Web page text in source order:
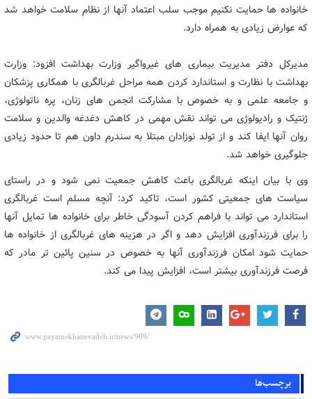
خانواده ها حمایت نکنیم موجب سلب اعتماد آنها از نظام سلامت خواهد شد
که عوارض زیادی به همراه دارد.
مدیرکل دفتر مدیریت بیماری های غیرواگیر وزارت بهداشت افزود: وزارت
بهداشت با نظارت و استاندارد کردن همه مراحل غربالگری با همکاری پزشکان
و جامعه علمی و به خصوص با مشارکت انجمن های زنان، پره ناتولوژی،
ژنتیک و رادیولوژی می تواند نقش مهمی در کاهش دغدغه والدین و سلامت
روان آنها ایفا کند و از تولد نوزادان مبتلا به سندرم داون هم تا حدود زیادی
جلوگیری خواهد شد.
وی با بیان اینکه غربالگری باعث کاهش جمعیت نمی شود و در راستای
سیاست های جمعیتی کشور است، تاکید کرد: آنچه مسلم است غربالگری
استاندارد می تواند با فراهم کردن آسودگی خاطر برای خانواده ها تمایل آنها
را برای فرزندآوری افزایش دهد و اگر در هزینه های غربالگری از خانواده ها
حمایت شود امکان فرزندآوری آنها به خصوص در سنین پائین تر مادر که
فرصت فرزندآوری بیشتر است، افزایش پیدا می کند.
برچسب‌ها